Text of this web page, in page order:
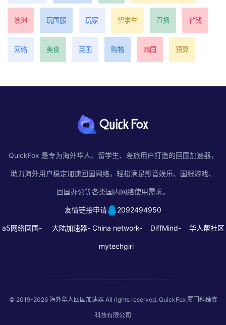
澳洲 玩国服 玩家 留学生 直播 省钱
网络 美食 英国 购物 韩国 预算
QuickFox 是专为海外华人、留学生、差旅用户打造的回国加速器，
助力海外用户稳定加速回国网络，轻松满足影音娱乐、国服游戏、
回国办公等各类国内网络使用需求。
友情链接申请 2092494950
a5网络回国- 大陆加速器- China network- DiffMind- 华人帮社区
mytechgirl
© 2019-2026 海外华人回国加速器All rights reserved. QuickFox 厦门科臻赛
科技有限公司